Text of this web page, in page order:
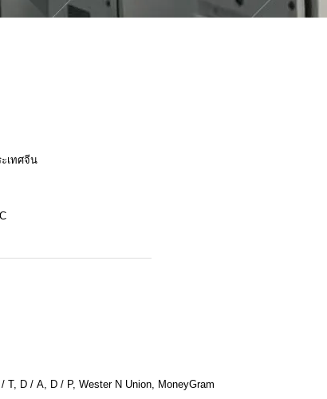
เทศจีน
T, D / A, D / P, Wester N Union, MoneyGram